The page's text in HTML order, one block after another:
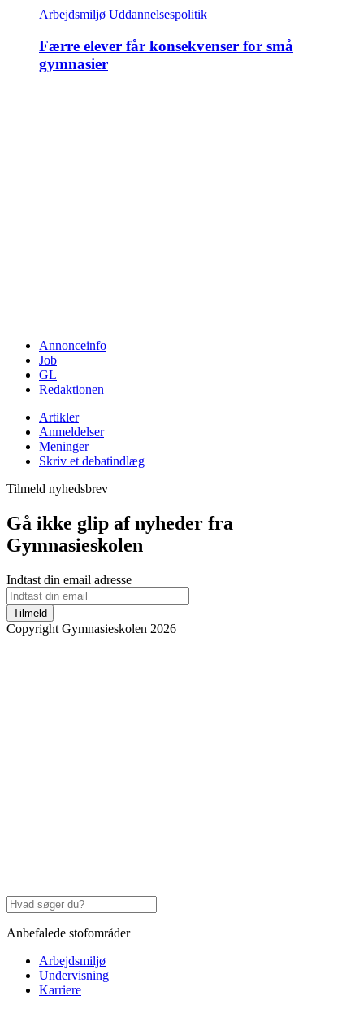
Arbejdsmiljø Uddannelsespolitik
Færre elever får konsekvenser for små
gymnasier
Annonceinfo
Job
GL
Redaktionen
Artikler
Anmeldelser
Meninger
Skriv et debatindlæg
Tilmeld nyhedsbrev
Gå ikke glip af nyheder fra
Gymnasieskolen
Indtast din email adresse
Tilmeld
Copyright Gymnasieskolen 2026
Anbefalede stofområder
Arbejdsmiljø
Undervisning
Karriere